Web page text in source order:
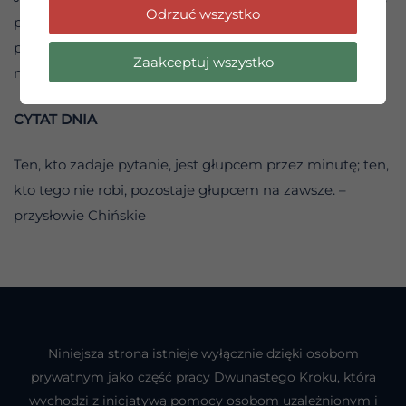
pozostaniesz w teraźniejszości, jutrzejsze odpowiedzi
przyjdą tak samo jak dzisiejsze – naturalnie, delikatnie i
na czas.
CYTAT DNIA
Ten, kto zadaje pytanie, jest głupcem przez minutę; ten,
kto tego nie robi, pozostaje głupcem na zawsze. –
przysłowie Chińskie
Niniejsza strona istnieje wyłącznie dzięki osobom
prywatnym jako część pracy Dwunastego Kroku, która
wychodzi z inicjatywą pomocy osobom uzależnionym i
Odrzuć wszystko
Zaakceptuj wszystko